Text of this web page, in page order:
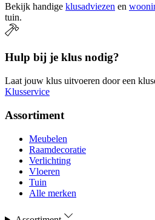
Bekijk handige klusadviezen en
tuin.
Hulp bij je klus nodig?
Laat jouw klus uitvoeren door een
Klusservice
Assortiment
Meubelen
Raamdecoratie
Verlichting
Vloeren
Tuin
Alle merken